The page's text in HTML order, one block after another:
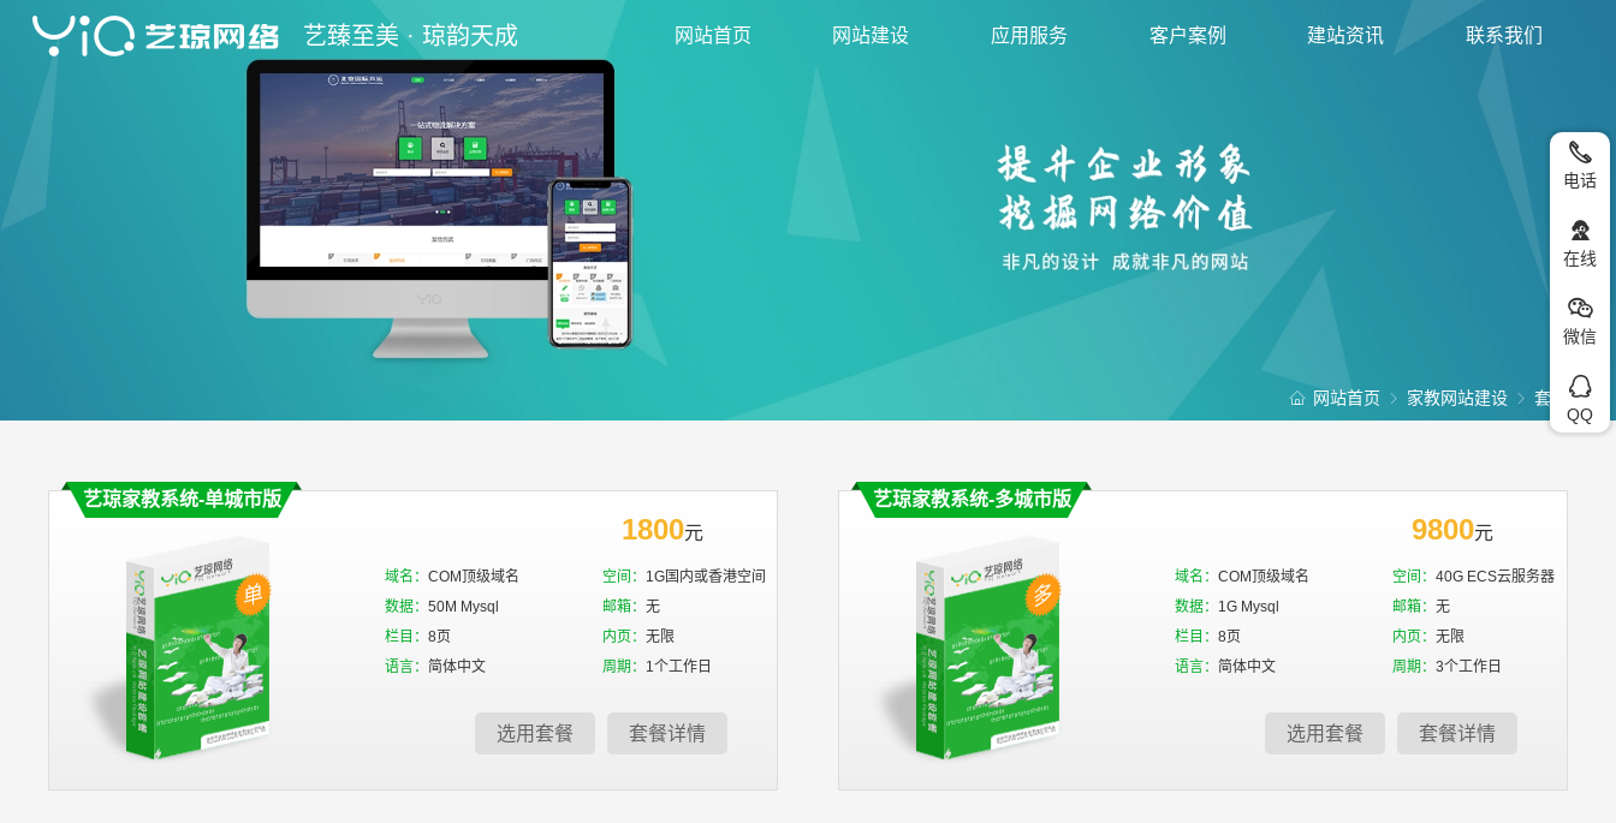
艺臻至美 · 琼韵天成 网站首页 网站建设 应用服务 客户案例 建站资讯 联系我们
网站首页 家教网站建设 套餐
艺琼家教系统-单城市版
1800元
域名： COM顶级域名 空间： 1G国内或香港空间
数据： 50M Mysql 邮箱： 无
栏目： 8页 内页： 无限
语言： 简体中文 周期： 1个工作日
套餐详情
选用套餐
艺琼家教系统-多城市版
9800元
域名： COM顶级域名 空间： 40G ECS云服务器
数据：
1G Mysql 邮箱： 无
栏目： 8页 内页： 无限
语言： 简体中文 周期： 3个工作日
套餐详情
选用套餐
电话
在线
微信
QQ